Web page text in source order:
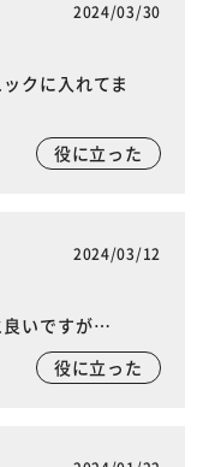
2024/03/30
クに入れてま
役に立った
2024/03/12
良いですが…
役に立った